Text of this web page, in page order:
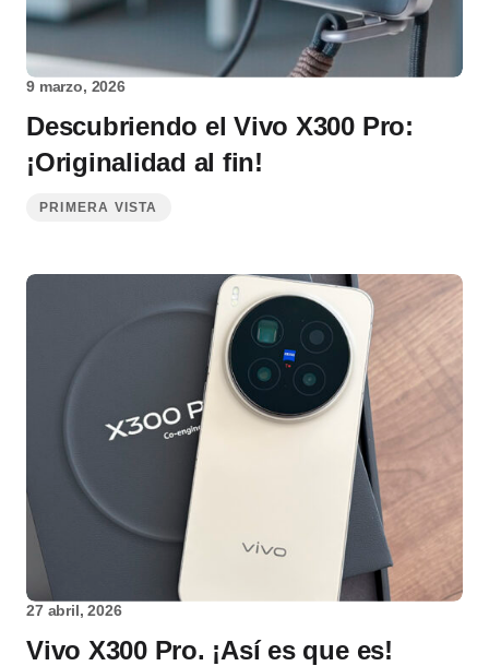
9 marzo, 2026
Descubriendo el Vivo X300 Pro:
¡Originalidad al fin!
PRIMERA VISTA
27 abril, 2026
Vivo X300 Pro. ¡Así es que es!